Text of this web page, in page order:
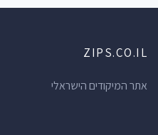
ZIPS.CO.IL
אתר המיקודים הישראלי